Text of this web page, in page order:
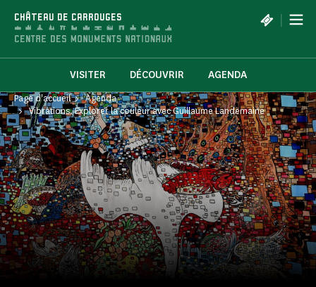
CHÂTEAU DE CARROUGES |
VISITER DÉCOUVRIR AGENDA
Page d'accueil
Agenda
Vibrations. Explorer la couleur avec Guillaume Landemaine